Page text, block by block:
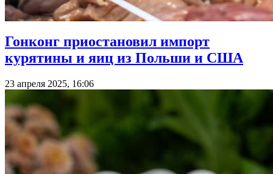
Гонконг приостановил импорт
курятины и яиц из Польши и США
23 апреля 2025, 16:06